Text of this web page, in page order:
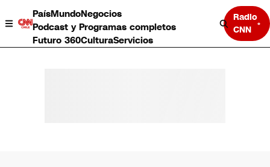
PaísMundoNegocios
Podcast y Programas completos
Futuro 360CulturaServicios
Radio
CNN